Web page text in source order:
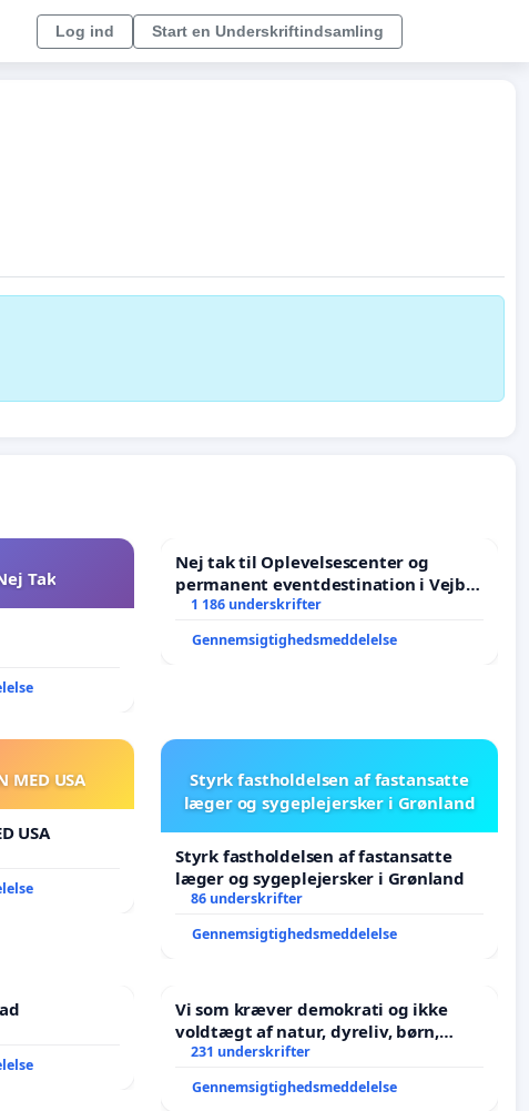
Log ind Start en Underskriftindsamling
Tak
Nej tak til Oplevelsescenter og
permanent eventdestination i Vejby
- Ja tak til et levende lokalområde i
1 186 underskrifter
Gennemsigtighedsmeddelelse
MED USA
USA
Styrk fastholdelsen af fastansatte
læger og sygeplejersker i Grønland
Styrk fastholdelsen af fastansatte
læger og sygeplejersker i Grønland
86 underskrifter
Gennemsigtighedsmeddelelse
Vi som kræver demokrati og ikke
voldtægt af natur, dyreliv, børn,
unge Borgene har sagt NEJ i mange
231 underskrifter
Gennemsigtighedsmeddelelse